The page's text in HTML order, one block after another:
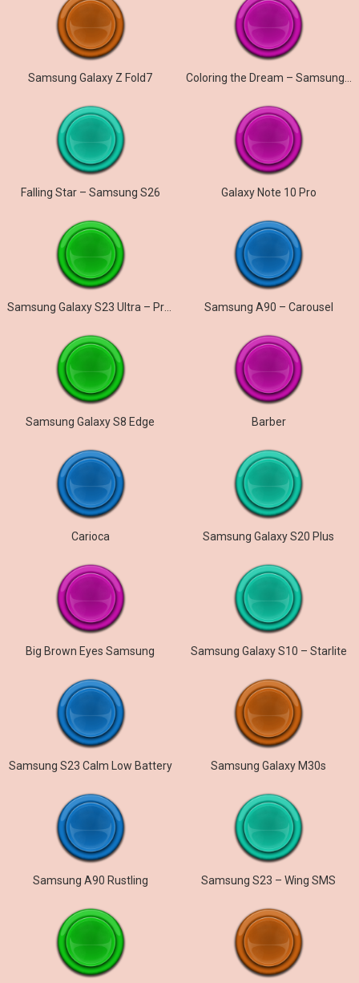
Samsung Galaxy Z Fold7
Falling Star – Samsung S26 Galaxy Note 10 Pro
Samsung Galaxy S23 Ultra – Prelude Samsung A90 – Carousel
Samsung Galaxy S8 Edge Barber
Carioca Samsung Galaxy S20 Plus
Big Brown Eyes Samsung Samsung Galaxy S10 – Starlite
Samsung S23 Calm Low Battery Samsung Galaxy M30s
Samsung A90 Rustling Samsung S23 – Wing SMS